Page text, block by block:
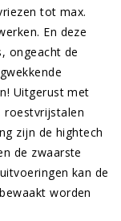
tot max.
En deze
ongeacht de
Uitgerust met
roestvrijstalen
zijn de hightech
de zwaarste
kan de
worden